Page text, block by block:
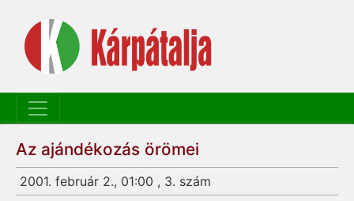
Az ajándékozás örömei
2001. február 2., 01:00 , 3. szám